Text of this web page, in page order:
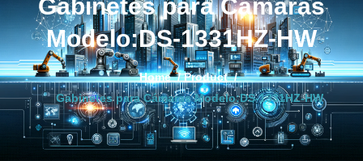
Gabinetes para Cámaras
Modelo:DS-1331HZ-HW
Home/Product/
Gabinetes para Cámaras Modelo:DS-1331HZ-HW